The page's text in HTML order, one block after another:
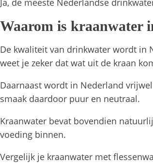
Ja, de meeste Nederlandse
Waarom is kraanwater
De kwaliteit van drinkwater wordt in
weet je zeker dat wat uit de kraan
Daarnaast wordt in Nederland
smaak daardoor puur en neutraal.
Kraanwater bevat bovendien
voeding binnen.
Vergelijk je kraanwater met